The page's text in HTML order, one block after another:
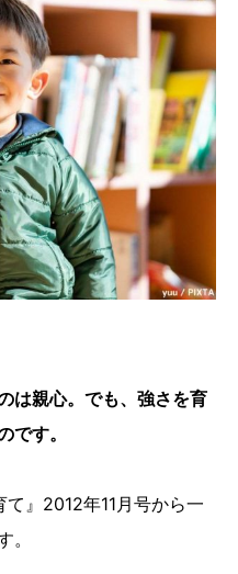
は親心。でも、強さを育
です。
』2012年11月号から一
。